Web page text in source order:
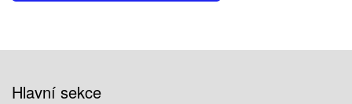
Hlavní sekce